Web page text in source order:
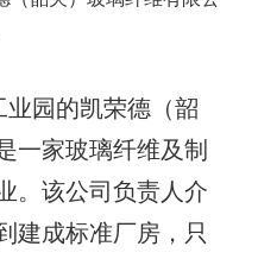
园的凯荣德（韶
一家玻璃纤维及制
。该公司负责人介
建成标准厂房，只